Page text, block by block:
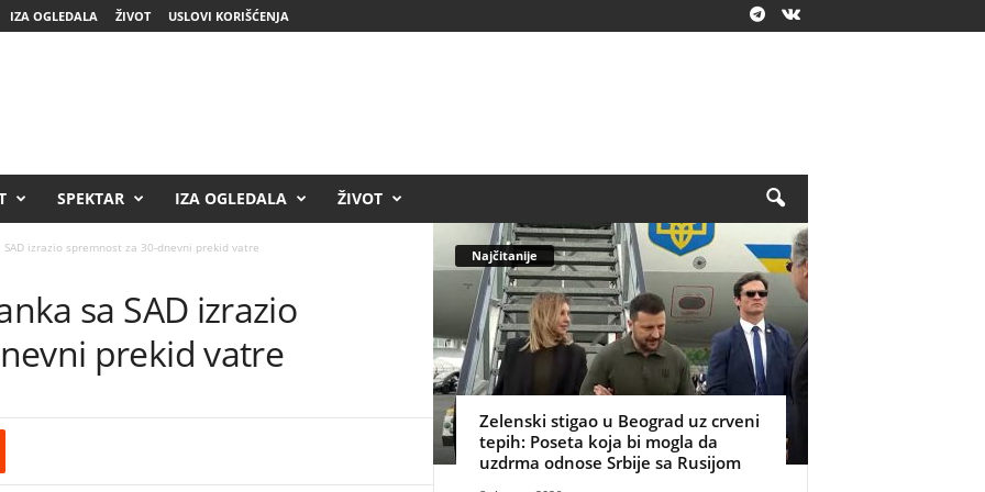
IZA OGLEDALA ŽIVOT USLOVI KORIŠĆENJA
SPEKTAR IZA OGLEDALA ŽIVOT
izrazio spremnost za 30-dnevni prekid vatre
sa SAD izrazio
prekid vatre
Najčitanije
Zelenski stigao u Beograd uz crveni
tepih: Poseta koja bi mogla da
uzdrma odnose Srbije sa Rusijom